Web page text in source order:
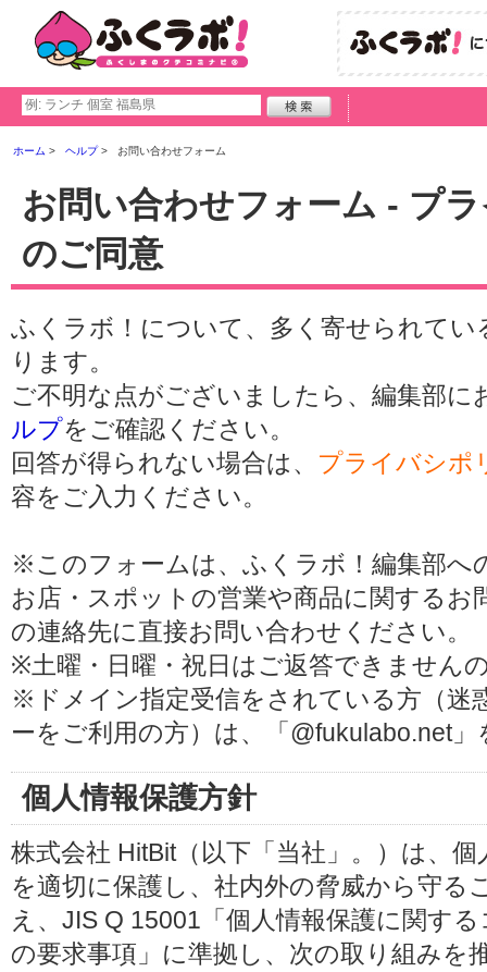
ホーム ヘルプ お問い合わせフォーム
お問い合わせフォーム - プ
のご同意
ふくラボ！について、多く寄せられてい
ります。
ご不明な点がございましたら、編集部
ルプをご確認ください。
回答が得られない場合は、 プライバシポ
容をご入力ください。
※このフォームは、ふくラボ！編集部へ
お店・スポットの営業や商品に関する
の連絡先に直接お問い合わせください。
※土曜・日曜・祝日はご返答できません
※ドメイン指定受信をされている方（迷
ーをご利用の方）は、「@fukulabo.net
個人情報保護方針
株式会社 HitBit（以下「当社」。）は、
を適切に保護し、社内外の脅威から守る
え、JIS Q 15001「個人情報保護に関す
の要求事項」に準拠し、次の取り組みを